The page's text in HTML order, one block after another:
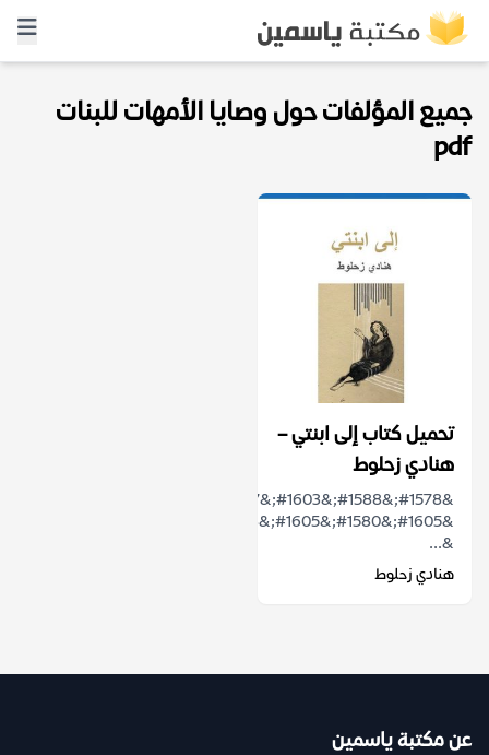
جميع المؤلفات حول وصايا الأمهات للبنات
pdf
تحميل كتاب إلى ابنتي –
هنادي زحلوط
&...
هنادي زحلوط
عن مكتبة ياسمين